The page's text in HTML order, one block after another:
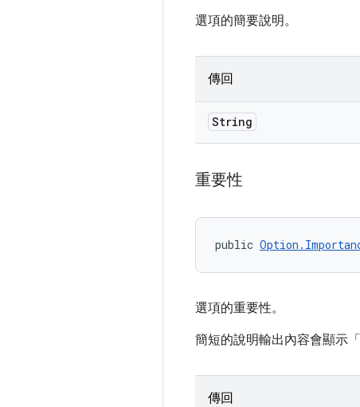
選項的簡要說明。
傳回
String
重要性
public
選項的重要性。
簡短的說明輸出內容會顯示
傳回